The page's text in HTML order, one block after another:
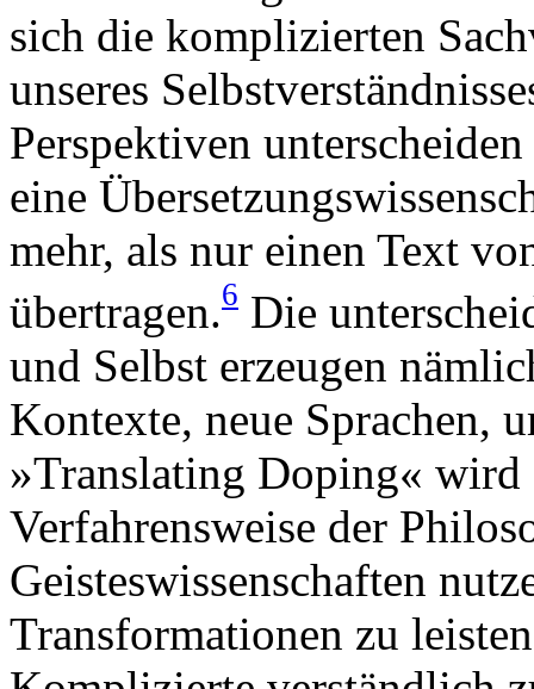
sich die komplizierten
unseres
Perspektiven
eine
mehr, als nur einen Text
übertragen.6 Die
und Selbst erzeugen
Kontexte, neue Sprachen,
»Translating Doping« wird
Verfahrensweise der
Geisteswissenschaften
Transformationen zu